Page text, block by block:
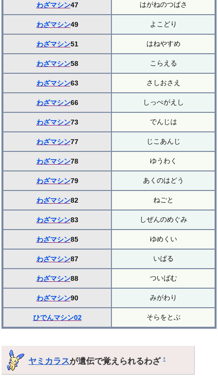
わざマシン47 はがねのつばさ
わざマシン49 よこどり
わざマシン51 はねやすめ
わざマシン58 こらえる
わざマシン63 さしおさえ
わざマシン66 しっぺがえし
わざマシン73 でんじは
わざマシン77 じこあんじ
わざマシン78 ゆうわく
わざマシン79 あくのはどう
わざマシン82 ねごと
わざマシン83 しぜんのめぐみ
わざマシン85 ゆめくい
わざマシン87 いばる
わざマシン88 ついばむ
わざマシン90 みがわり
ひでんマシン02 そらをとぶ
ヤミカラスが遺伝で覚えられるわざ†